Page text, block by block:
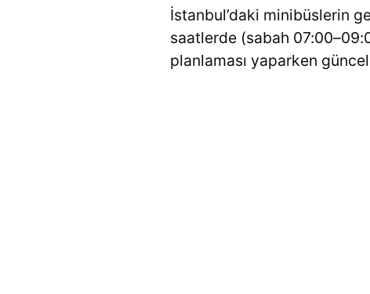
İstanbul’daki minibüslerin
saatlerde (sabah
planlaması yaparken